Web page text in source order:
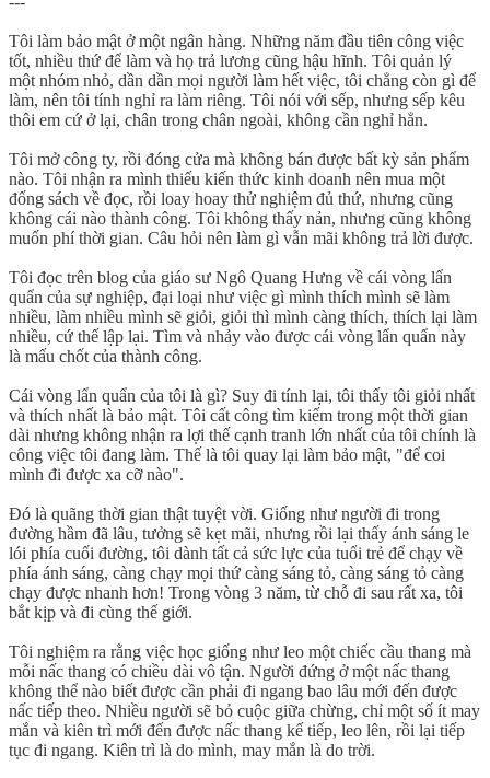
Tôi làm bảo mật ở một ngân hàng. Những năm đầu tiên công việc
tốt, nhiều thứ để làm và họ trả lương cũng hậu hĩnh. Tôi quản lý
một nhóm nhỏ, dần dần mọi người làm hết việc, tôi chẳng còn gì để
làm, nên tôi tính nghỉ ra làm riêng. Tôi nói với sếp, nhưng sếp kêu
thôi em cứ ở lại, chân trong chân ngoài, không cần nghỉ hẳn.
Tôi mở công ty, rồi đóng cửa mà không bán được bất kỳ sản phẩm
nào. Tôi nhận ra mình thiếu kiến thức kinh doanh nên mua một
đống sách về đọc, rồi loay hoay thử nghiệm đủ thứ, nhưng cũng
không cái nào thành công. Tôi không thấy nản, nhưng cũng không
muốn phí thời gian. Câu hỏi nên làm gì vẫn mãi không trả lời được.
Tôi đọc trên blog của giáo sư Ngô Quang Hưng về cái vòng lẩn
quẩn của sự nghiệp, đại loại như việc gì mình thích mình sẽ làm
nhiều, làm nhiều mình sẽ giỏi, giỏi thì mình càng thích, thích lại làm
nhiều, cứ thế lập lại. Tìm và nhảy vào được cái vòng lẩn quẩn này
là mấu chốt của thành công.
Cái vòng lẩn quẩn của tôi là gì? Suy đi tính lại, tôi thấy tôi giỏi nhất
và thích nhất là bảo mật. Tôi cất công tìm kiếm trong một thời gian
dài nhưng không nhận ra lợi thế cạnh tranh lớn nhất của tôi chính là
công việc tôi đang làm. Thế là tôi quay lại làm bảo mật, "để coi
mình đi được xa cỡ nào".
Đó là quãng thời gian thật tuyệt vời. Giống như người đi trong
đường hầm đã lâu, tưởng sẽ kẹt mãi, nhưng rồi lại thấy ánh sáng le
lói phía cuối đường, tôi dành tất cả sức lực của tuổi trẻ để chạy về
phía ánh sáng, càng chạy mọi thứ càng sáng tỏ, càng sáng tỏ càng
chạy được nhanh hơn! Trong vòng 3 năm, từ chỗ đi sau rất xa, tôi
bắt kịp và đi cùng thế giới.
Tôi nghiệm ra rằng việc học giống như leo một chiếc cầu thang mà
mỗi nấc thang có chiều dài vô tận. Người đứng ở một nấc thang
không thể nào biết được cần phải đi ngang bao lâu mới đến được
nấc tiếp theo. Nhiều người sẽ bỏ cuộc giữa chừng, chỉ một số ít may
mắn và kiên trì mới đến được nấc thang kế tiếp, leo lên, rồi lại tiếp
tục đi ngang. Kiên trì là do mình, may mắn là do trời.